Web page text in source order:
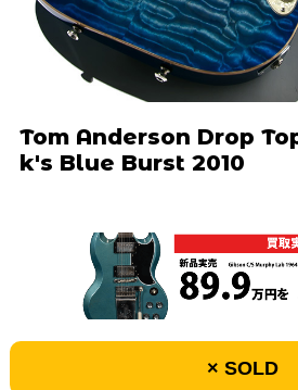
Tom Anderson Drop
k's Blue Burst 2010
× SOLD